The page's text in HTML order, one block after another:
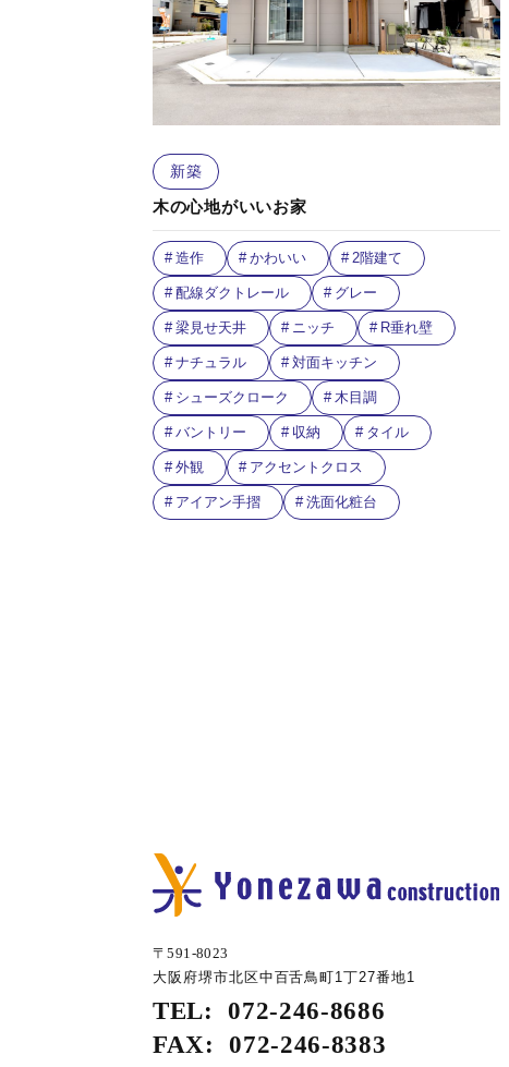
新築
木の心地がいいお家
造作 かわいい 2階建て
配線ダクトレール グレー
梁見せ天井 ニッチ R垂れ壁
ナチュラル 対面キッチン
シューズクローク 木目調
バントリー 収納 タイル
外観 アクセントクロス
アイアン手摺 洗面化粧台
〒591-8023
大阪府堺市北区中百舌鳥町1丁27番地1
TEL:
072-246-8686
FAX:
072-246-8383